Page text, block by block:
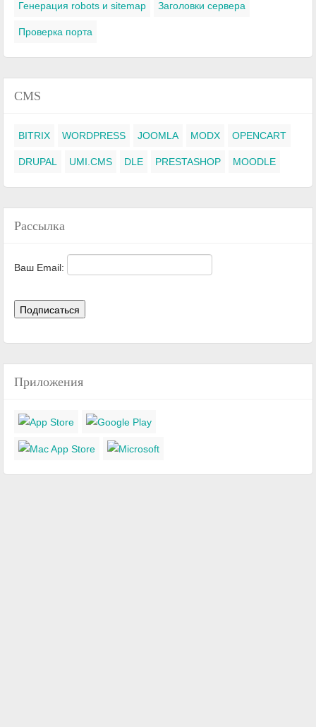
Генерация robots и sitemap Заголовки сервера
Проверка порта
CMS
BITRIX WORDPRESS JOOMLA MODX OPENCART
DRUPAL UMI.CMS DLE PRESTASHOP MOODLE
Рассылка
Ваш Email:
Приложения